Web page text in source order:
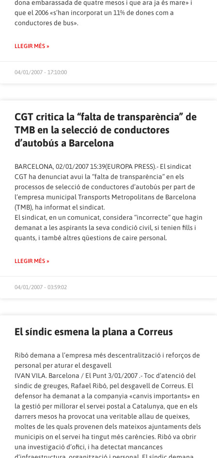
dona embarassada de quatre mesos i que ara ja és mare» i
que el 2006 «s’han incorporat un 11% de dones com a
conductores de bus».
LLEGIR MÉS »
04/01/2007 - 17:10:00
CGT critica la “falta de transparència” de
TMB en la selecció de conductores
d’autobús a Barcelona
BARCELONA, 02/01/2007 15:39(EUROPA PRESS).- El sindicat
CGT ha denunciat avui la “falta de transparència” en els
processos de selecció de conductores d’autobús per part de
l’empresa municipal Transports Metropolitans de Barcelona
(TMB), ha informat el sindicat.
El sindicat, en un comunicat, considera “incorrecte” que hagin
demanat a les aspirants la seva condició civil, si tenien fills i
quants, i també altres qüestions de caire personal.
LLEGIR MÉS »
04/01/2007 - 03:59:02
El síndic esmena la plana a Correus
Ribó demana a l’empresa més descentralització i reforços de
personal per aturar el desgavell
IVAN VILA. Barcelona / El Punt 3/01/2007.- Toc d’atenció del
síndic de greuges, Rafael Ribó, pel desgavell de Correus. El
defensor ha demanat a la companyia «canvis importants» en
la gestió per millorar el servei postal a Catalunya, que en els
darrers mesos ha provocat una veritable allau de queixes,
moltes de les quals provenen dels mateixos ajuntaments dels
municipis on el servei ha tingut més carències. Ribó va obrir
una investigació d’ofici, i ha detectat mancances